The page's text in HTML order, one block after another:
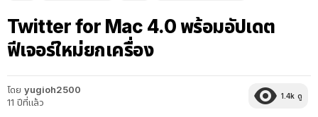
Twitter for Mac 4.0 พร้อมอัปเดต
ฟีเจอร์ใหม่ยกเครื่อง
โดย yugioh2500
11 ปีที่แล้ว
1.4k ดู